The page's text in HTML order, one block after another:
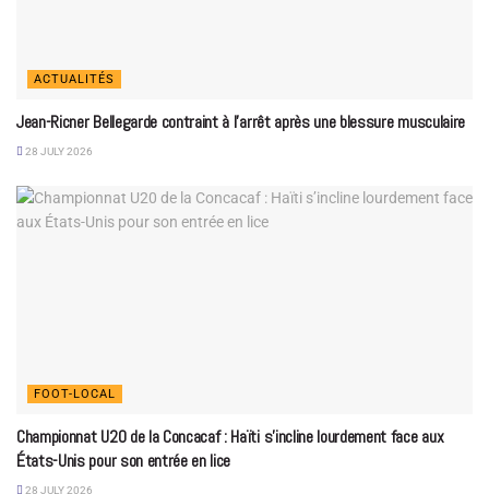
ACTUALITÉS
Jean-Ricner Bellegarde contraint à l’arrêt après une blessure musculaire
28 JULY 2026
FOOT-LOCAL
Championnat U20 de la Concacaf : Haïti s’incline lourdement face aux
États-Unis pour son entrée en lice
28 JULY 2026